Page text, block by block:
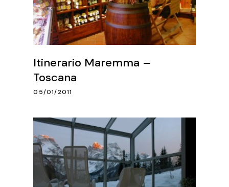
Itinerario Maremma –
Toscana
05/01/2011